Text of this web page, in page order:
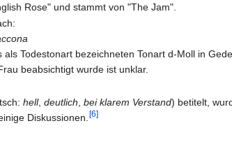
Rose" und stammt von "The Jam".
Todestonart bezeichneten Tonart d-Moll in
beabsichtigt wurde ist unklar.
hell,deutlich ,bei klarem Verstand) betitelt,
Diskussionen. [6]